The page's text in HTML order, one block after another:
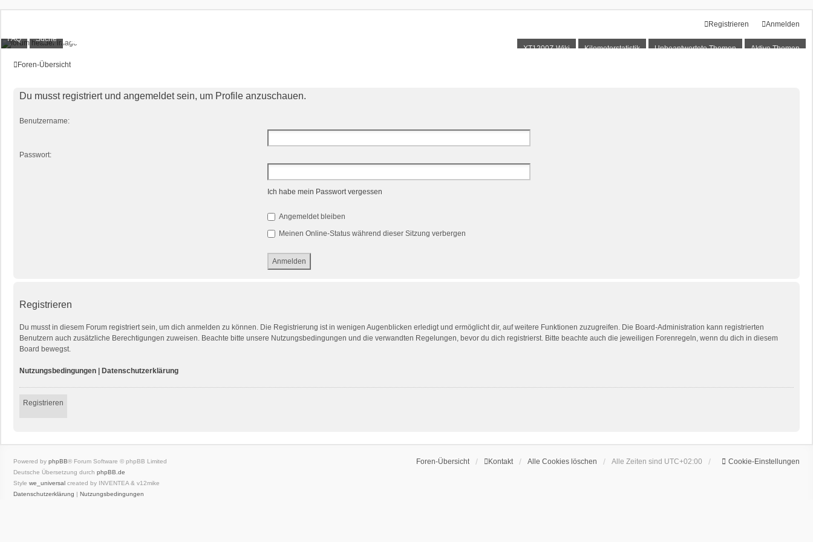
Anmelden
Registrieren
XT1200Z-Wiki Kilometerstatistik Unbeantwortete Themen Aktive Themen
XT1200Z-Forum
FAQ Suche
Foren-Übersicht
Du musst registriert und angemeldet sein, um Profile anzuschauen.
Benutzername:
Passwort:
Ich habe mein Passwort vergessen
Angemeldet bleiben
Meinen Online-Status während dieser Sitzung verbergen
Registrieren
Du musst in diesem Forum registriert sein, um dich anmelden zu können. Die Registrierung ist in wenigen Augenblicken erledigt und ermöglicht dir, auf weitere Funktionen zuzugreifen. Die Board-Administration kann registrierten
Benutzern auch zusätzliche Berechtigungen zuweisen. Beachte bitte unsere Nutzungsbedingungen und die verwandten Regelungen, bevor du dich registrierst. Bitte beachte auch die jeweiligen Forenregeln, wenn du dich in diesem
Board bewegst.
Nutzungsbedingungen Datenschutzerklärung
Registrieren
Foren-Übersicht Kontakt Alle Cookies löschen Alle Zeiten sind UTC+02:00 Cookie-Einstellungen
Powered by phpBB® Forum Software © phpBB Limited
Deutsche Übersetzung durch phpBB.de
Style we_universal created by INVENTEA & v12mike
Datenschutzerklärung | Nutzungsbedingungen